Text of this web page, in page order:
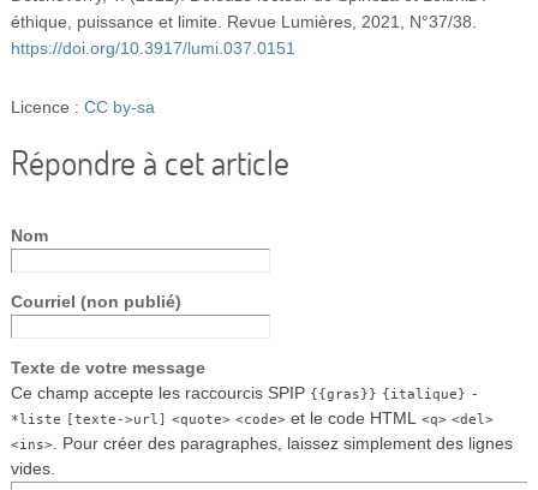
éthique, puissance et limite. Revue Lumières, 2021, N°37/38.
https://doi.org/10.3917/lumi.037.0151
Licence : CC by-sa
Répondre à cet article
Nom
Courriel (non publié)
Texte de votre message
Ce champ accepte les raccourcis SPIP {{gras}} {italique} -
*liste [texte->url] <quote> <code>et le code HTML <q> <del>
<ins>. Pour créer des paragraphes, laissez simplement des lignes
vides.